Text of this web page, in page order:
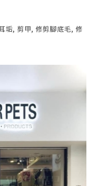
垢, 剪甲, 修剪腳底毛, 修
潔肛門腺